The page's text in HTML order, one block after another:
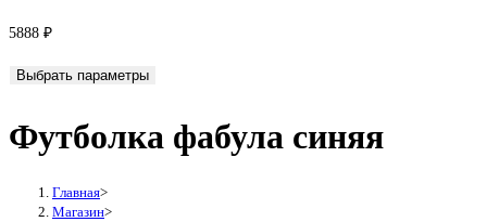
5888 ₽
Выбрать параметры
Футболка фабула синяя
Главная>
Магазин>